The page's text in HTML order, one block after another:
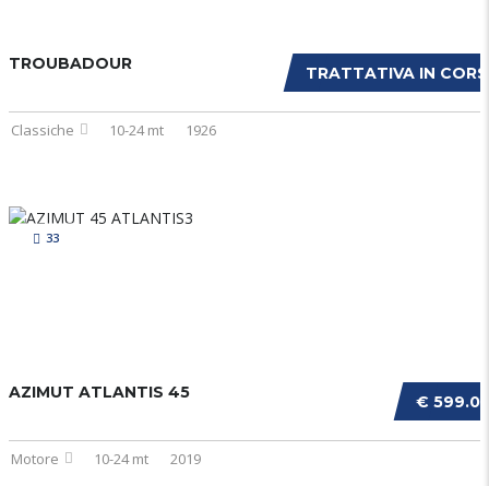
TRATTATIVA IN
TROUBADOUR
Classiche 10-24 mt 1926
33
€
AZIMUT ATLANTIS 45
Motore 10-24 mt 2019